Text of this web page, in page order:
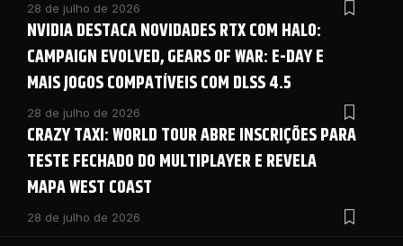
28 de julho de 2026
NVIDIA DESTACA NOVIDADES RTX COM HALO:
CAMPAIGN EVOLVED, GEARS OF WAR: E-DAY E
MAIS JOGOS COMPATÍVEIS COM DLSS 4.5
28 de julho de 2026
CRAZY TAXI: WORLD TOUR ABRE INSCRIÇÕES PARA
TESTE FECHADO DO MULTIPLAYER E REVELA
MAPA WEST COAST
28 de julho de 2026